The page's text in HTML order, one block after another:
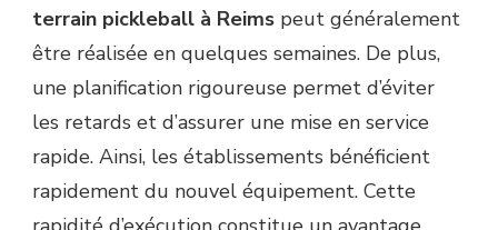
terrain pickleball à Reims peut généralement
être réalisée en quelques semaines. De plus,
une planification rigoureuse permet d’éviter
les retards et d’assurer une mise en service
rapide. Ainsi, les établissements bénéficient
rapidement du nouvel équipement. Cette